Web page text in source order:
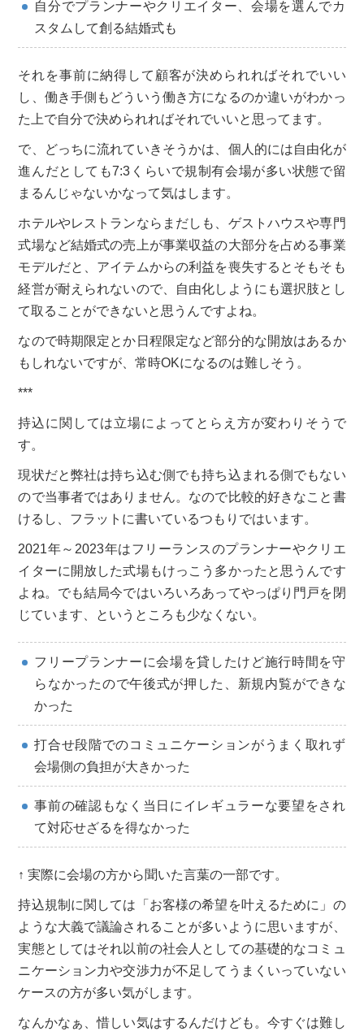
自分でプランナーやクリエイター、会場を選んでカ
スタムして創る結婚式も
それを事前に納得して顧客が決められればそれでいい
し、働き手側もどういう働き方になるのか違いがわかっ
た上で自分で決められればそれでいいと思ってます。
で、どっちに流れていきそうかは、個人的には自由化が
進んだとしても7:3くらいで規制有会場が多い状態で留
まるんじゃないかなって気はします。
ホテルやレストランならまだしも、ゲストハウスや専門
式場など結婚式の売上が事業収益の大部分を占める事業
モデルだと、アイテムからの利益を喪失するとそもそも
経営が耐えられないので、自由化しようにも選択肢とし
て取ることができないと思うんですよね。
なので時期限定とか日程限定など部分的な開放はあるか
もしれないですが、常時OKになるのは難しそう。
***
持込に関しては立場によってとらえ方が変わりそうで
す。
現状だと弊社は持ち込む側でも持ち込まれる側でもない
ので当事者ではありません。なので比較的好きなこと書
けるし、フラットに書いているつもりではいます。
2021年～2023年はフリーランスのプランナーやクリエ
イターに開放した式場もけっこう多かったと思うんです
よね。でも結局今ではいろいろあってやっぱり門戸を閉
じています、というところも少なくない。
フリープランナーに会場を貸したけど施行時間を守
らなかったので午後式が押した、新規内覧ができな
かった
打合せ段階でのコミュニケーションがうまく取れず
会場側の負担が大きかった
事前の確認もなく当日にイレギュラーな要望をされ
て対応せざるを得なかった
↑ 実際に会場の方から聞いた言葉の一部です。
持込規制に関しては「お客様の希望を叶えるために」の
ような大義で議論されることが多いように思いますが、
実態としてはそれ以前の社会人としての基礎的なコミュ
ニケーション力や交渉力が不足してうまくいっていない
ケースの方が多い気がします。
なんかなぁ、惜しい気はするんだけども。今すぐは難し